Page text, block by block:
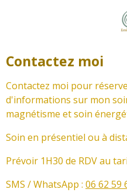
principal
Contactez moi
Contactez moi pour
d'informations sur mon
magnétisme et soin
Soin en présentiel ou à
Prévoir 1H30 de RDV au
SMS / WhatsApp : 06 62 59